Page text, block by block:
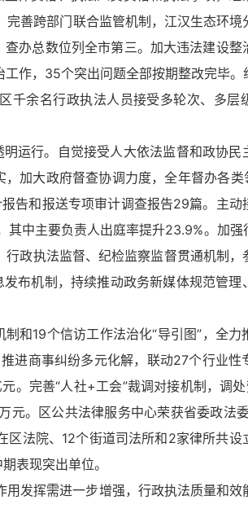
善跨部门联合监管机制，江汉生态环
办总数位列全市第三。加大违法建设整
作，35个突出问题全部按期整改完毕。
千余名行政执法人员接受多轮次、多层
运行。自觉接受人大依法监督和政协民
加大政府督查协调力度，全年督办各类
告和报送专项审计调查报告29篇。主动
中主要负责人出庭率提升23.9%。加强
政执法监督、纪检监察监督贯通机制，
布机制，持续推动政务新媒体规范管理
和19个信访工作法治化“导引图”，全
进商事纠纷多元化解，联动27个行业性
。完善“人社+工会”裁调对接机制，调
。区公共法律服务中心荣获省委政法
法院、12个街道司法所和2家律所共设
表现突出单位。
发挥需进一步增强，行政执法质量和效